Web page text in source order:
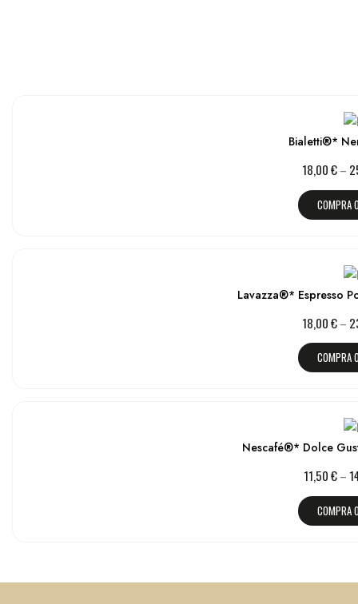
Bialetti®*
18,00€–
COMPRA
Lavazza®* Espresso
18,00€–
COMPRA
Nescafé®* Dolce
11,50€–
COMPRA